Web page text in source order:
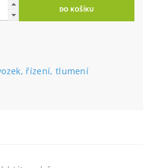
řízení, tlumení